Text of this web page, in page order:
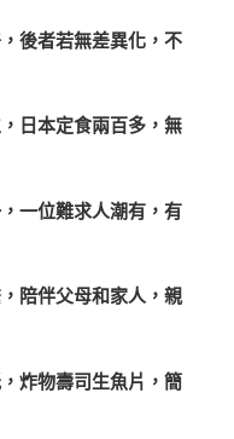
後者若無差異化，不
日本定食兩百多，無
一位難求人潮有，有
陪伴父母和家人，親
炸物壽司生魚片，簡